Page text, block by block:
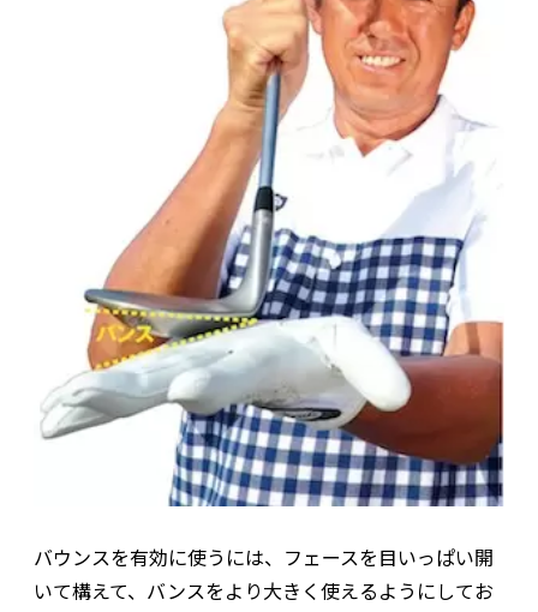
バウンスを有効に使うには、フェースを目いっぱい開
いて構えて、バンスをより大きく使えるようにしてお